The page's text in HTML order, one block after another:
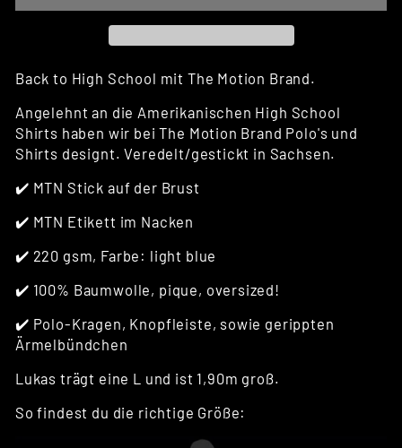
Back to High School mit The Motion Brand.
Angelehnt an die Amerikanischen High School
Shirts haben wir bei The Motion Brand Polo's und
Shirts designt. Veredelt/gestickt in Sachsen.
✔️ MTN Stick auf der Brust
✔️ MTN Etikett im Nacken
✔️ 220 gsm, Farbe: light blue
✔️ 100% Baumwolle, pique, oversized!
✔️ Polo-Kragen, Knopfleiste, sowie gerippten
Ärmelbündchen
Lukas trägt eine L und ist 1,90m groß.
So findest du die richtige Größe: